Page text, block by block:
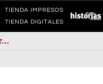
TIENDA IMPRESOS
TIENDA DIGITALES